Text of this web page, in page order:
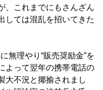
、これまでにもさんざん
しては混乱を招いてきた
無理やり“販売奨励金”を
よって翌年の携帯電話の
大不況と揶揄されまし